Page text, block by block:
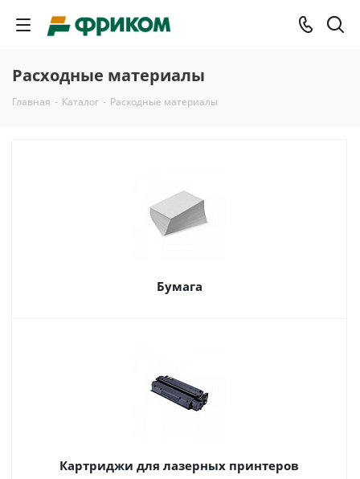
Расходные материалы
Главная - Каталог - Расходные материалы
Бумага
Картриджи для лазерных принтеров